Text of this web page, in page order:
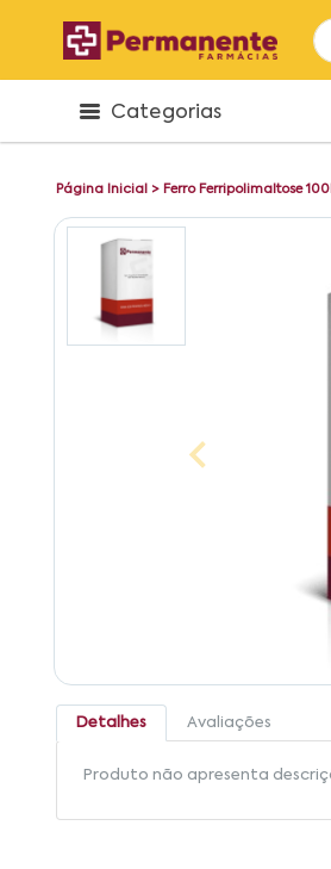
Categorias
Página Inicial > Ferro Ferripolimaltose
Detalhes Avaliações
Produto não apresenta